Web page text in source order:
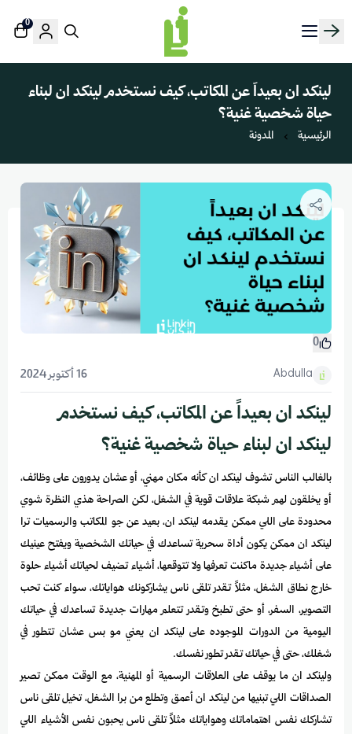
منصة لينك إن | Linkin.sa
0
لينكد ان بعيداً عن المكاتب، كيف نستخدم لينكد ان لبناء
حياة شخصية غنية؟
الرئيسية المدونة
0
Abdulla 16 أكتوبر 2024
لينكد ان بعيداً عن المكاتب، كيف نستخدم
لينكد ان لبناء حياة شخصية غنية؟
بالغالب الناس تشوف لينكد ان كأنه مكان مهني، أو عشان يدورون على وظائف،
أو يخلقون لهم شبكة علاقات قوية في الشغل، لكن الصراحة هذي النظرة شوي
محدودة على اللي ممكن يقدمه لينكد ان، بعيد عن جو المكاتب والرسميات ترا
لينكد ان ممكن يكون أداة سحرية تساعدك في حياتك الشخصية ويفتح عينيك
على أشياء جديدة ماكنت تعرفها ولا تتوقعها، أشياء تضيف لحياتك أشياء حلوة
خارج نطاق الشغل، مثلاً تقدر تلقى ناس يشاركونك هواياتك، سواء كنت تحب
التصوير، السفر، أو حتى تطبخ وتقدر تتعلم مهارات جديدة تساعدك في حياتك
اليومية من الدورات الموجوده على لينكد ان يعني مو بس عشان تتطور في
شغلك، حتى في حياتك تقدر تطور نفسك.
ولينكد ان ما يوقف على العلاقات الرسمية أو المهنية، مع الوقت ممكن تصير
الصداقات اللي تبنيها من لينكد ان أعمق وتطلع من برا الشغل، تخيل تلقى ناس
تشاركك نفس اهتماماتك وهواياتك مثلاً تلقى ناس يحبون نفس الأشياء اللي